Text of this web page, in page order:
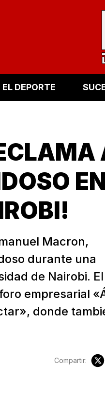
EL DEPORTE
Macron,
durante una
de Nairobi. El
empresarial
donde
Compartir: